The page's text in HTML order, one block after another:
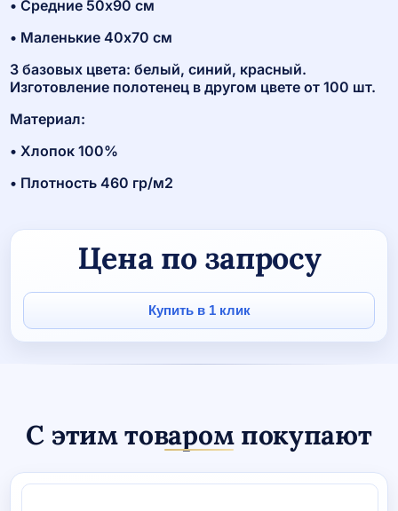
• Средние 50х90 см
• Маленькие 40х70 см
3 базовых цвета: белый, синий, красный.
Изготовление полотенец в другом цвете от 100 шт.
Материал:
• Хлопок 100%
• Плотность 460 гр/м2
Цена по запросу
Купить в 1 клик
С этим товаром покупают